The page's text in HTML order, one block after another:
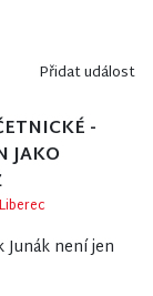
Přidat událost
-
JAKO
Junák není jen